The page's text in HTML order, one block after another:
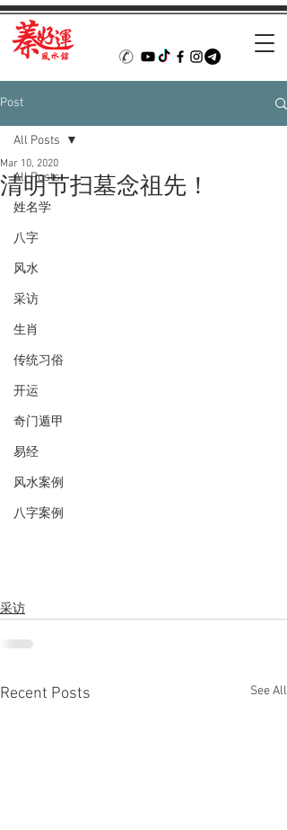
Post
All Posts
姓名学
八字
风水
采访
生肖
传统习俗
开运
奇门遁甲
易经
风水案例
八字案例
All Posts
清明节扫墓念祖先！
Mar 10, 2020
采访
Recent Posts See All